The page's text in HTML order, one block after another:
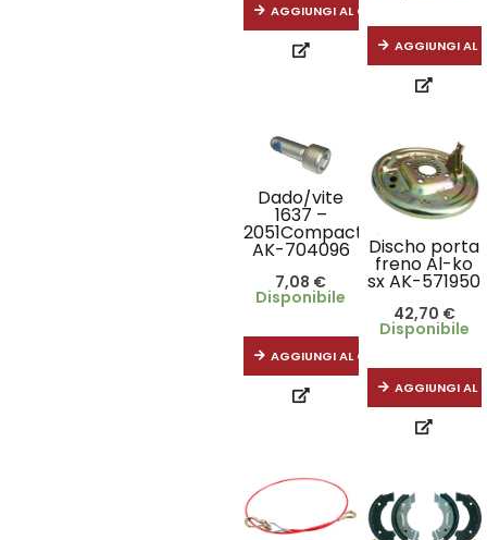
AGGIUNGI AL CARRELLO
AGGIUNGI AL
Dado/vite
1637 –
2051Compact
AK-704096
7,08 €
Disponibile
AGGIUNGI AL CARRELLO
Discho porta
freno Al-ko
sx AK-571950
42,70 €
Disponibile
AGGIUNGI AL